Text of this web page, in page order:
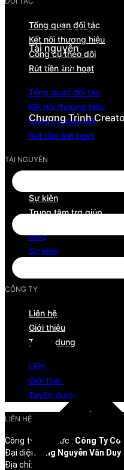
Cơ hội hợp tác
Tài nguyên
Blog
Trung tâm trợ
Chương Trình
Tổng quan đối tác
Kết nối thương hiệu
Công cụ theo dõi
Rút tiền linh hoạt
Tổng quan đối tác
Kết nối thương hiệu
Công cụ theo dõi
Rút tiền linh hoạt
TÀI NGUYÊN
Sự kiện
Trung tâm trợ giúp
Blog
Sự kiện
CÔNG TY
Liên hệ
Giới thiệu
Tuyển dụng
Liên hệ
Giới thiệu
Tuyển dụng
LIÊN HỆ
Công ty/Tổ chức : Công Ty Cổ
Đại diện:
Ông Nguyễn Văn Duy
Địa chỉ: